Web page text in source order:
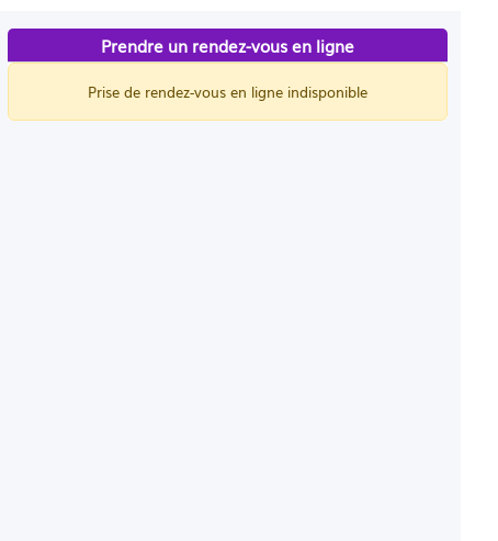
Prendre un rendez-vous en ligne
Prise de rendez-vous en ligne indisponible